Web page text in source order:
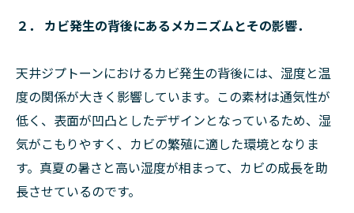
２． カビ発生の背後にあるメカニズムとその影響．
天井ジプトーンにおけるカビ発生の背後には、湿度と温
度の関係が大きく影響しています。この素材は通気性が
低く、表面が凹凸としたデザインとなっているため、湿
気がこもりやすく、カビの繁殖に適した環境となりま
す。真夏の暑さと高い湿度が相まって、カビの成長を助
長させているのです。